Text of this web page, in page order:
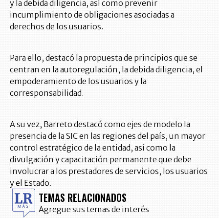
y la debida diligencia, así como prevenir
incumplimiento de obligaciones asociadas a
derechos de los usuarios.
Para ello, destacó la propuesta de principios que se
centran en la autoregulación, la debida diligencia, el
empoderamiento de los usuarios y la
corresponsabilidad.
A su vez, Barreto destacó como ejes de modelo la
presencia de la SIC en las regiones del país, un mayor
control estratégico de la entidad, así como la
divulgación y capacitación permanente que debe
involucrar a los prestadores de servicios, los usuarios
y el Estado.
TEMAS RELACIONADOS
Agregue sus temas de interés